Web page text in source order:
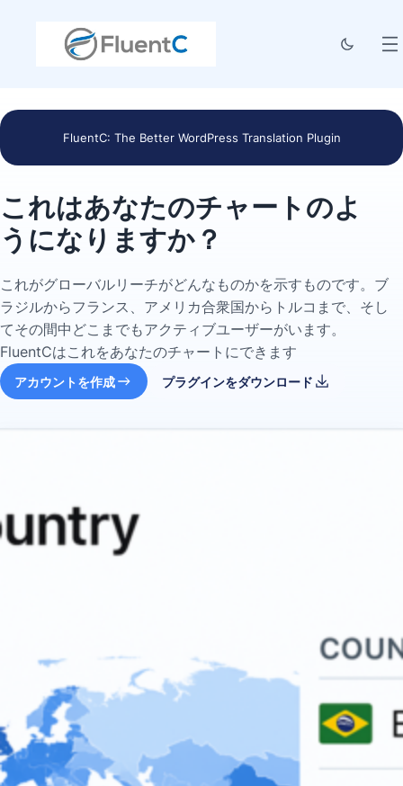
FluentC: The Better WordPress Translation Plugin
これはあなたのチャートのよ
うになりますか？
これがグローバルリーチがどんなものかを示すものです。ブ
ラジルからフランス、アメリカ合衆国からトルコまで、そし
てその間中どこまでもアクティブユーザーがいます。
FluentCはこれをあなたのチャートにできます
アカウントを作成 プラグインをダウンロード